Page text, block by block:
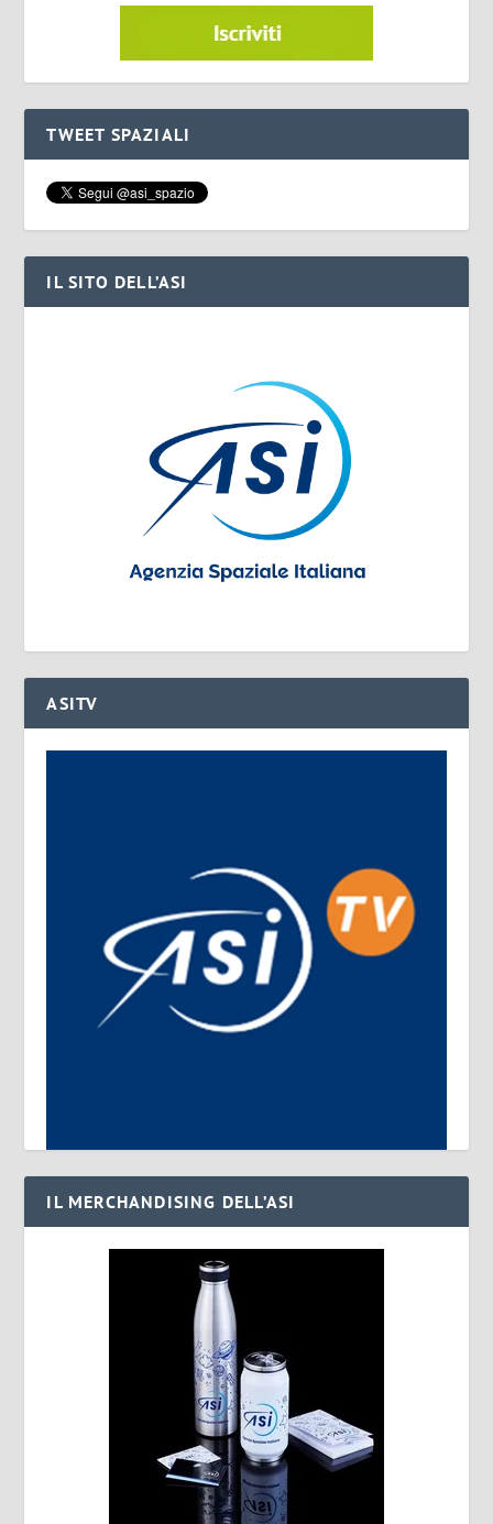
TWEET SPAZIALI
IL SITO DELL’ASI
ASITV
IL MERCHANDISING DELL’ASI